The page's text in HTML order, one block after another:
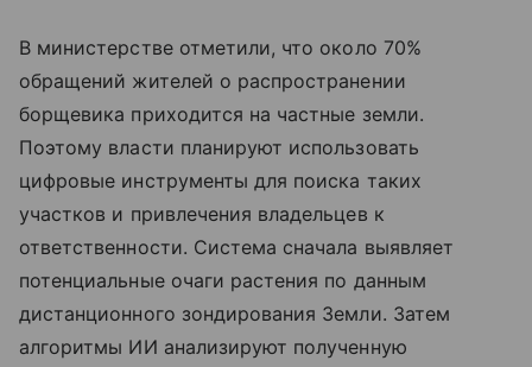
В министерстве отметили, что около 70%
обращений жителей о распространении
борщевика приходится на частные земли.
Поэтому власти планируют использовать
цифровые инструменты для поиска таких
участков и привлечения владельцев к
ответственности. Система сначала выявляет
потенциальные очаги растения по данным
дистанционного зондирования Земли. Затем
алгоритмы ИИ анализируют полученную